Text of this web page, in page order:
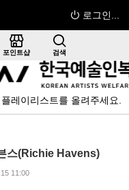
로그인...
포인트샵 검색
레이리스트를 올려주세요.
스(Richie Havens)
11:00
북5
북5